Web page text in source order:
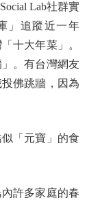
Lab社群實
」追蹤近一年
十大年菜」。
。有台灣網友
佛跳牆，因為
「元寶」的食
許多家庭的春